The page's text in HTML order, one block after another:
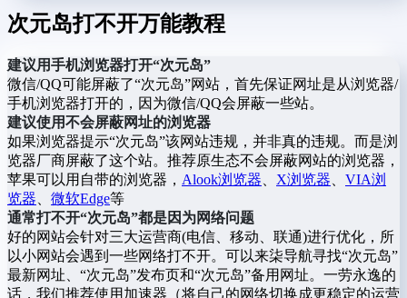
次元岛打不开万能教程
建议用手机浏览器打开“次元岛”
微信/QQ可能屏蔽了“次元岛”网站，首先保证网址是从浏览器/
手机浏览器打开的，因为微信/QQ会屏蔽一些站。
建议使用不会屏蔽网址的浏览器
如果浏览器提示“次元岛”该网站违规，并非真的违规。而是浏
览器厂商屏蔽了这个站。推荐原生态不会屏蔽网站的浏览器，
苹果可以用自带的浏览器， Alook浏览器 X浏览器
VIA浏
览器
微软Edge等
通常打不开“次元岛”都是因为网络问题
好的网站会针对三大运营商(电信、移动、联通)进行优化，所
以小网站会遇到一些网络打不开。可以来柒导航寻找“次元岛”
最新网址、“次元岛”发布页和“次元岛”备用网址。一劳永逸的
话，我们推荐使用加速器（将自己的网络切换成更稳定的运营